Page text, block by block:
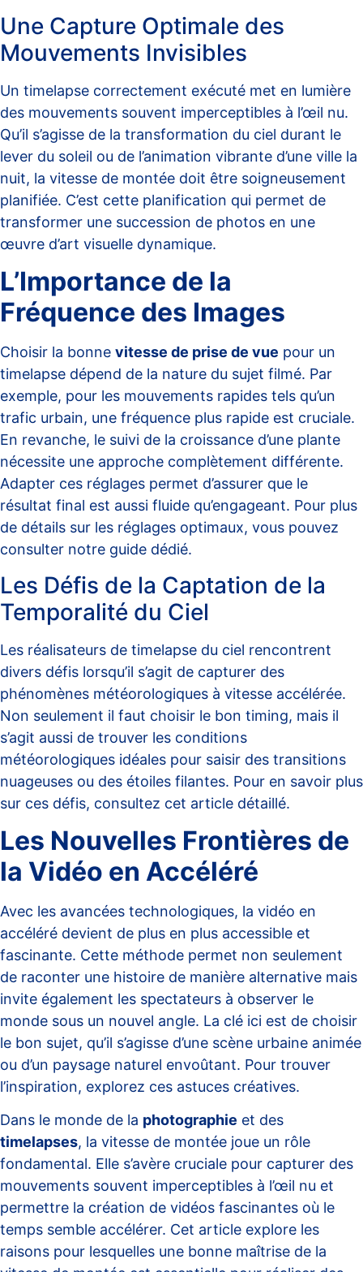
Une Capture Optimale des
Mouvements Invisibles
Un timelapse correctement exécuté met en lumière
des mouvements souvent imperceptibles à l’œil nu.
Qu’il s’agisse de la transformation du ciel durant le
lever du soleil ou de l’animation vibrante d’une ville la
nuit, la vitesse de montée doit être soigneusement
planifiée. C’est cette planification qui permet de
transformer une succession de photos en une
œuvre d’art visuelle dynamique.
L’Importance de la
Fréquence des Images
Choisir la bonne vitesse de prise de vue pour un
timelapse dépend de la nature du sujet filmé. Par
exemple, pour les mouvements rapides tels qu’un
trafic urbain, une fréquence plus rapide est cruciale.
En revanche, le suivi de la croissance d’une plante
nécessite une approche complètement différente.
Adapter ces réglages permet d’assurer que le
résultat final est aussi fluide qu’engageant. Pour plus
de détails sur les réglages optimaux, vous pouvez
consulter notre guide dédié.
Les Défis de la Captation de la
Temporalité du Ciel
Les réalisateurs de timelapse du ciel rencontrent
divers défis lorsqu’il s’agit de capturer des
phénomènes météorologiques à vitesse accélérée.
Non seulement il faut choisir le bon timing, mais il
s’agit aussi de trouver les conditions
météorologiques idéales pour saisir des transitions
nuageuses ou des étoiles filantes. Pour en savoir plus
sur ces défis, consultez cet article détaillé.
Les Nouvelles Frontières de
la Vidéo en Accéléré
Avec les avancées technologiques, la vidéo en
accéléré devient de plus en plus accessible et
fascinante. Cette méthode permet non seulement
de raconter une histoire de manière alternative mais
invite également les spectateurs à observer le
monde sous un nouvel angle. La clé ici est de choisir
le bon sujet, qu’il s’agisse d’une scène urbaine animée
ou d’un paysage naturel envoûtant. Pour trouver
l’inspiration, explorez ces astuces créatives.
Dans le monde de la photographie et des
timelapses, la vitesse de montée joue un rôle
fondamental. Elle s’avère cruciale pour capturer des
mouvements souvent imperceptibles à l’œil nu et
permettre la création de vidéos fascinantes où le
temps semble accélérer. Cet article explore les
raisons pour lesquelles une bonne maîtrise de la